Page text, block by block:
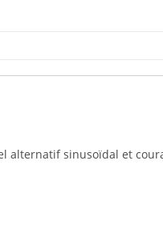
alternatif sinusoïdal et